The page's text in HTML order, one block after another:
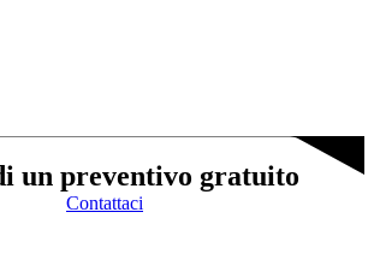
un preventivo gratuito
Contattaci